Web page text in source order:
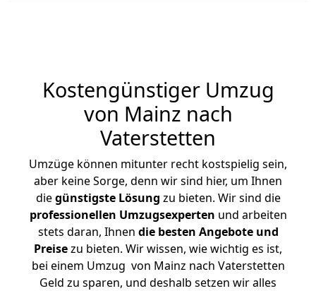
Kostengünstiger Umzug
von Mainz nach
Vaterstetten
Umzüge können mitunter recht kostspielig sein,
aber keine Sorge, denn wir sind hier, um Ihnen
diegünstigste Lösung zu bieten. Wir sind die
professionellen Umzugsexperten und arbeiten
stets daran, Ihnen die besten Angebote und
Preisezu bieten. Wir wissen, wie wichtig es ist,
bei einem Umzug von Mainz nach Vaterstetten
Geld zu sparen, und deshalb setzen wir alles